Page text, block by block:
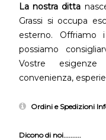
La nostra ditta
Grassi si occupa
esterno.
possiamo
Vostre
convenienza,
Ordini e Spedizioni
Dicono di noi..........